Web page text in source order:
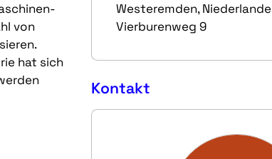
von
hat sich
Westeremden, Niederlande
Vierburenweg 9
Kontakt